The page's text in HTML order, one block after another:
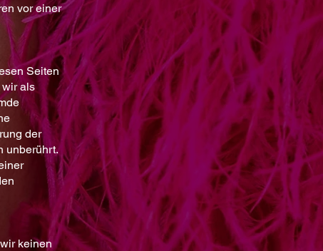
vor einer
Seiten
als
der
unberührt.
keinen